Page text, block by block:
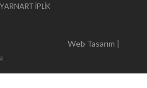
İPLİK
|